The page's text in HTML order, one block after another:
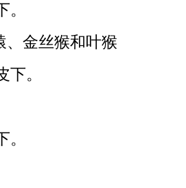
、金丝猴和叶猴
下。
。